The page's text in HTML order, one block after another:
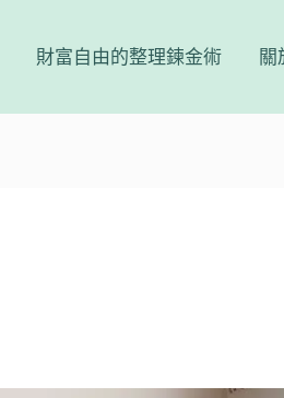
財富自由的整理鍊金術 關